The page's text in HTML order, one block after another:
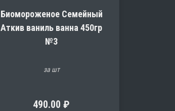
Биомороженое Семейный
Аткив ваниль ванна 450гр
№3
за шт
490.00 ₽